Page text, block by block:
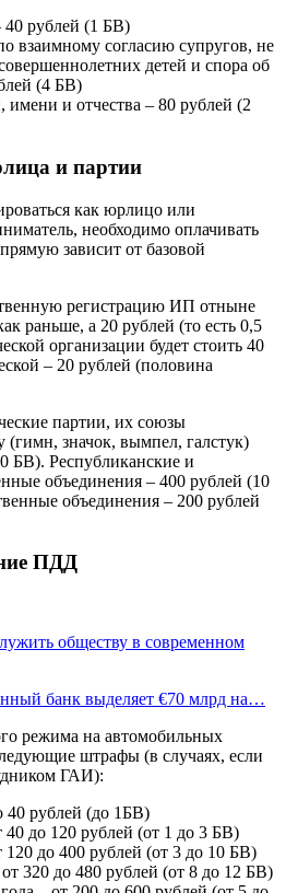
40 рублей (1 БВ)
взаимному согласию супругов, не
детей и спора об
(4 БВ)
и отчества – 80 рублей (2
и партии
как юрлицо или
необходимо оплачивать
зависит от базовой
регистрацию ИП отныне
раньше, а 20 рублей (то есть 0,5
организации будет стоить 40
– 20 рублей (половина
партии, их союзы
значок, вымпел, галстук)
БВ). Республиканские и
объединения – 400 рублей (10
объединения – 200 рублей
ПДД
обществу в современном
банк выделяет €70 млрд на…
режима на автомобильных
штрафы (в случаях, если
ГАИ):
40 рублей (до 1БВ)
40 до 120 рублей (от 1 до 3 БВ)
120 до 400 рублей (от 3 до 10 БВ)
320 до 480 рублей (от 8 до 12 БВ)